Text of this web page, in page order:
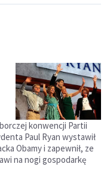
konwencji Partii
Paul Ryan wystawił
Obamy i zapewnił, ze
na nogi gospodarkę